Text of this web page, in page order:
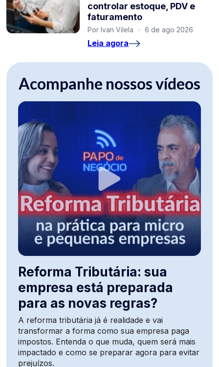
controlar estoque, PDV e
faturamento
Por Ivan Vilela · 6 de ago 2026
Leia agora
Acompanhe nossos vídeos
Reforma Tributária: sua
empresa está preparada
para as novas regras?
A reforma tributária já é realidade e vai
transformar a forma como sua empresa paga
impostos. Entenda o que muda, quem será mais
impactado e como se preparar agora para evitar
prejuízos.